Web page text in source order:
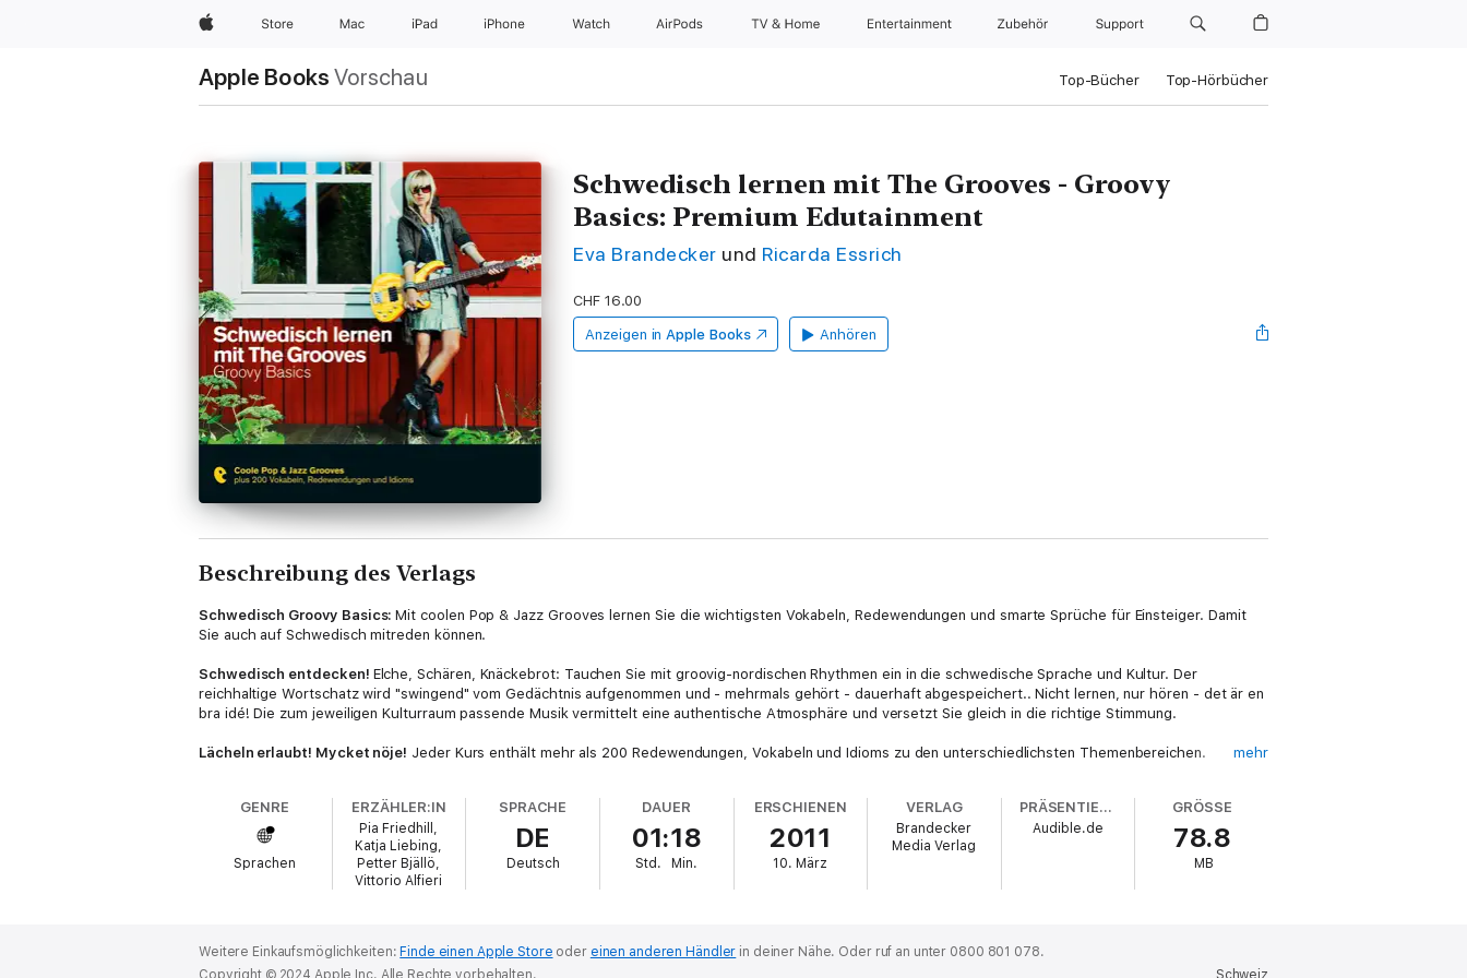
Apple Store Mac iPad iPhone Watch AirPods TV & Home Entertainment Zubehör Support
Apple Books Vorschau Top-Bücher Top-Hörbücher
Schwedisch lernen mit The Grooves - Groovy
Basics: Premium Edutainment
Eva Brandecker und Ricarda Essrich
CHF 16.00
Anzeigen in Apple Books Anhören
Beschreibung des Verlags
Schwedisch Groovy Basics:Mit coolen Pop & Jazz Grooves lernen Sie die wichtigsten Vokabeln, Redewendungen und smarte Sprüche für Einsteiger. Damit
Sie auch auf Schwedisch mitreden können.
Schwedisch entdecken! Elche, Schären, Knäckebrot: Tauchen Sie mit groovig-nordischen Rhythmen ein in die schwedische Sprache und Kultur. Der
reichhaltige Wortschatz wird "swingend" vom Gedächtnis aufgenommen und - mehrmals gehört - dauerhaft abgespeichert.. Nicht lernen, nur hören - det är en
bra idé! Die zum jeweiligen Kulturraum passende Musik vermittelt eine authentische Atmosphäre und versetzt Sie gleich in die richtige Stimmung.
Lächeln erlaubt! Mycket nöje! Jeder Kurs enthält mehr als 200 Redewendungen, Vokabeln und Idioms zu den unterschiedlichsten Themenbereichen.
Mitlesen. Erfahrene Sprachenspezialisten, Profisprecher und internationale Spitzenmusiker begleiten durch diesen unterhaltsamen Schwedisch-Sprachkurs.
Zum Einsteigen und Auffrischen:
eignen sich für alle, die sich Grundkenntnisse aneignen wollen. Aber auch zum Auffrischen bestens geeignet. Lernniveau: A1
mehr
GENRE
Sprachen
ERZÄHLER:IN
Pia Friedhill,
Katja Liebing,
Petter Bjällö,
Vittorio Alfieri
SPRACHE
DE
Deutsch
DAUER
01:18
Std. Min.
ERSCHIENEN
2011
10. März
VERLAG
Brandecker
Media Verlag
PRÄSENTIERT VON
Audible.de
GRÖSSE
78.8
MB
Weitere Einkaufsmöglichkeiten: Finde einen Apple Store oder einen anderen Händler in deiner Nähe. Oder ruf an unter 0800 801 078.
Schweiz
Copyright © 2024 Apple Inc. Alle Rechte vorbehalten.